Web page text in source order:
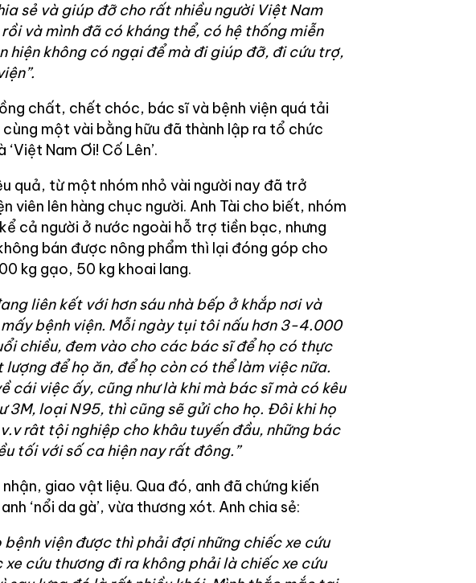
sẻ và giúp đỡ cho rất nhiều người Việt Nam
và mình đã có kháng thể, có hệ thống miễn
hiện không có ngại để mà đi giúp đỡ, đi cứu trợ,
chất, chết chóc, bác sĩ và bệnh viện quá tải
một vài bằng hữu đã thành lập ra tổ chức
Nam Ơi! Cố Lên’.
quả, từ một nhóm nhỏ vài người nay đã trở
viên lên hàng chục người. Anh Tài cho biết, nhóm
cả người ở nước ngoài hỗ trợ tiền bạc, nhưng
bán được nông phẩm thì lại đóng góp cho
kg gạo, 50 kg khoai lang.
liên kết với hơn sáu nhà bếp ở khắp nơi và
bệnh viện. Mỗi ngày tụi tôi nấu hơn 3-4.000
chiều, đem vào cho các bác sĩ để họ có thực
để họ ăn, để họ còn có thể làm việc nữa.
cái việc ấy, cũng như là khi mà bác sĩ mà có kêu
3M, loại N95, thì cũng sẽ gửi cho họ. Đôi khi họ
rât tội nghiệp cho khâu tuyến đầu, những bác
tối với số ca hiện nay rất đông.”
nhận, giao vật liệu. Qua đó, anh đã chứng kiến
‘nổi da gà’, vừa thương xót. Anh chia sẻ:
viện được thì phải đợi những chiếc xe cứu
cứu thương đi ra không phải là chiếc xe cứu